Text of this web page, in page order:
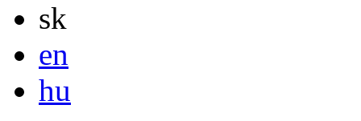
sk
en
hu